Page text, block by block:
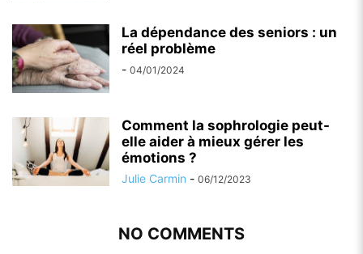
La dépendance des seniors : un
réel problème
- 04/01/2024
Comment la sophrologie peut-
elle aider à mieux gérer les
émotions ?
Julie Carmin - 06/12/2023
NO COMMENTS